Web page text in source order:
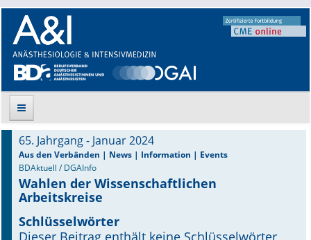
Suche
Aktuelle Ausgabe
Leitlinien
65. Jahrgang - Januar 2024
Aus den Verbänden | News | Information | Events
BDAktuell / DGAInfo
Wahlen der Wissenschaftlichen
Arbeitskreise
Schlüsselwörter
Dieser Beitrag enthält keine Schlüsselwörter